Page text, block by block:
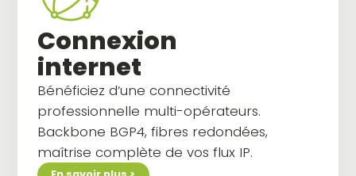
Connexion
internet
Bénéficiez d’une connectivité
professionnelle multi-opérateurs.
Backbone BGP4, fibres redondées,
maîtrise complète de vos flux IP.